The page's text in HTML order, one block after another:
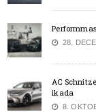
28.
AC
ikada
8.